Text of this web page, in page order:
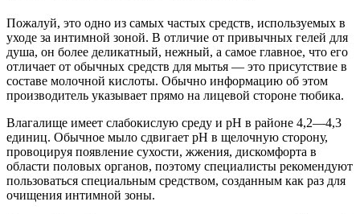
Пожалуй, это одно из самых частых средств, используемых в
уходе за интимной зоной. В отличие от привычных гелей для
душа, он более деликатный, нежный, а самое главное, что его
отличает от обычных средств для мытья — это присутствие в
составе молочной кислоты. Обычно информацию об этом
производитель указывает прямо на лицевой стороне тюбика.
Влагалище имеет слабокислую среду и рН в районе 4,2—4,3
единиц. Обычное мыло сдвигает рН в щелочную сторону,
провоцируя появление сухости, жжения, дискомфорта в
области половых органов, поэтому специалисты рекомендуют
пользоваться специальным средством, созданным как раз для
очищения интимной зоны.